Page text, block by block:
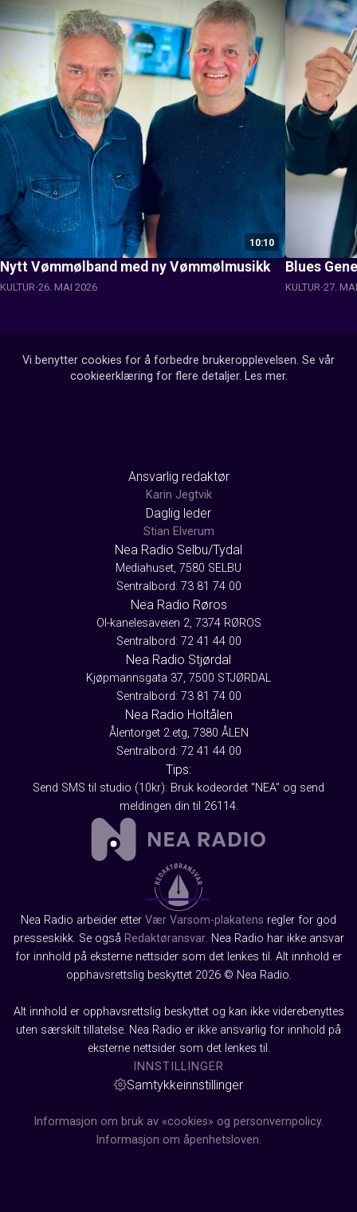
10:10
Nytt Vømmølband med ny Vømmølmusikk
KULTUR 26. MAI 2026
Blues
KULTUR 27.
Vi benytter cookies for å forbedre brukeropplevelsen. Se vår
cookieerklæring for flere detaljer. Les mer.
Ansvarlig redaktør
Karin Jegtvik
Daglig leder
Stian Elverum
Nea Radio Selbu/Tydal
Mediahuset, 7580 SELBU
Sentralbord: 73 81 74 00
Nea Radio Røros
Ol-kanelesaveien 2, 7374 RØROS
Sentralbord: 72 41 44 00
Nea Radio Stjørdal
Kjøpmannsgata 37, 7500 STJØRDAL
Sentralbord: 73 81 74 00
Nea Radio Holtålen
Ålentorget 2.etg, 7380 ÅLEN
Sentralbord: 72 41 44 00
Tips:
Send SMS til studio (10kr): Bruk kodeordet "NEA" og send
meldingen din til 26114.
Nea Radio arbeider etter Vær Varsom-plakatens regler for god
presseskikk. Se også Redaktøransvar. Nea Radio har ikke ansvar
for innhold på eksterne nettsider som det lenkes til. Alt innhold er
opphavsrettslig beskyttet 2026 © Nea Radio.
Alt innhold er opphavsrettslig beskyttet og kan ikke viderebenyttes
uten særskilt tillatelse. Nea Radio er ikke ansvarlig for innhold på
eksterne nettsider som det lenkes til.
INNSTILLINGER
Samtykkeinnstillinger
Informasjon om bruk av «cookies» og personvernpolicy.
Informasjon om åpenhetsloven.